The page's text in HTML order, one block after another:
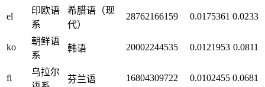
el
印欧语
系
希腊语（现
代）
28762166159 0.0175361 0.0233
ko
朝鲜语
系
韩语 20002244535 0.0121953 0.0811
fi
乌拉尔
芬兰语 16804309722 0.0102455 0.0681